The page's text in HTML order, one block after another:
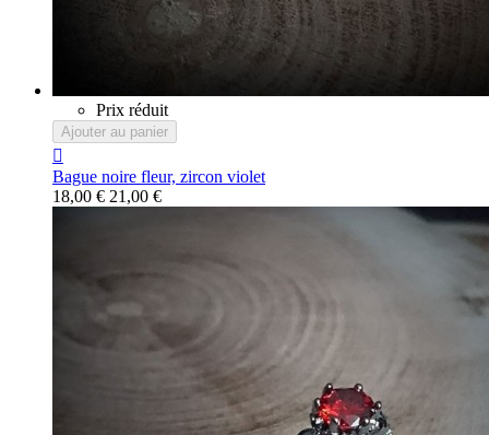
Prix réduit
Ajouter au panier

Bague noire fleur, zircon violet
18,00 € 21,00 €